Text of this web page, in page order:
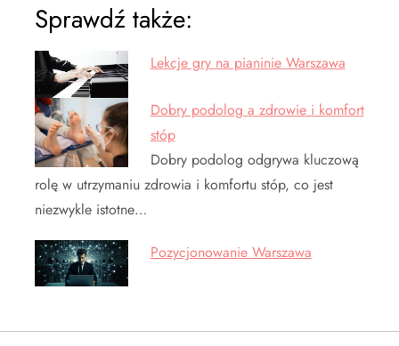
Sprawdź także:
Lekcje gry na pianinie Warszawa
Dobry podolog a zdrowie i komfort
stóp
Dobry podolog odgrywa kluczową
rolę w utrzymaniu zdrowia i komfortu stóp, co jest
niezwykle istotne…
Pozycjonowanie Warszawa